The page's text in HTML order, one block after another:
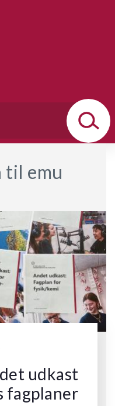
til emu
udkast
fagplaner